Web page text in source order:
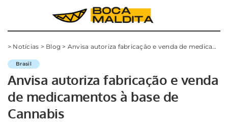
> Notícias > Blog > Anvisa autoriza fabricação e venda de medicamentos à base de Cannabis
Brasil
Anvisa autoriza fabricação e venda
de medicamentos à base de
Cannabis